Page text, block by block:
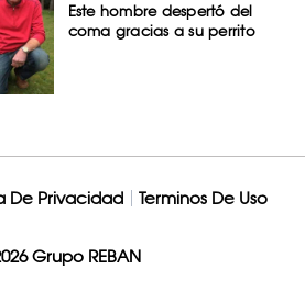
Este hombre despertó del
coma gracias a su perrito
De Privacidad Terminos De Uso
Grupo REBAN